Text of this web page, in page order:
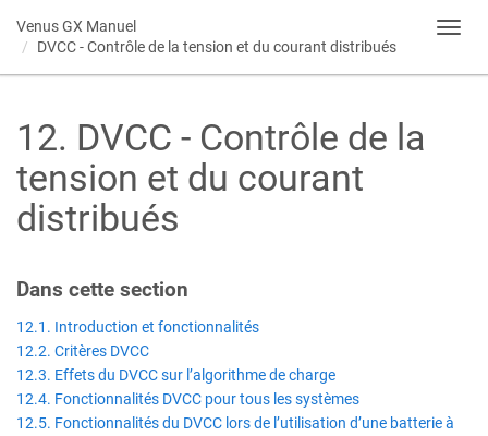
Venus GX Manuel
DVCC - Contrôle de la tension et du courant distribués
12. DVCC - Contrôle de la
tension et du courant
distribués
Dans cette section​
12.1. Introduction et fonctionnalités
12.2. Critères DVCC
12.3. Effets du DVCC sur l’algorithme de charge
12.4. Fonctionnalités DVCC pour tous les systèmes
12.5. Fonctionnalités du DVCC lors de l’utilisation d’une batterie à